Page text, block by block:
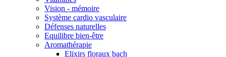
Vision - mémoire
Système cardio vasculaire
Défenses naturelles
Equilibre bien-être
Aromathérapie
Elixirs floraux bach